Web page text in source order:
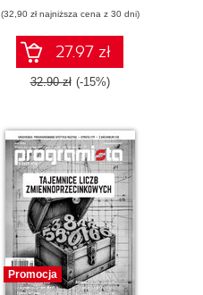
(32,90 zł najniższa cena z 30 dni)
27.97 zł
32.90 zł (-15%)
Promocja